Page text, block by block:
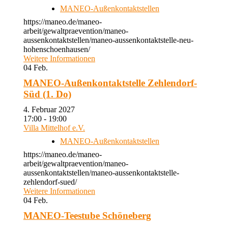
MANEO-Außenkontaktstellen
https://maneo.de/maneo-
arbeit/gewaltpraevention/maneo-
aussenkontaktstellen/maneo-aussenkontaktstelle-neu-
hohenschoenhausen/
Weitere Informationen
04 Feb.
MANEO-Außenkontaktstelle Zehlendorf-
Süd (1. Do)
4. Februar 2027
17:00 - 19:00
Villa Mittelhof e.V.
MANEO-Außenkontaktstellen
https://maneo.de/maneo-
arbeit/gewaltpraevention/maneo-
aussenkontaktstellen/maneo-aussenkontaktstelle-
zehlendorf-sued/
Weitere Informationen
04 Feb.
MANEO-Teestube Schöneberg